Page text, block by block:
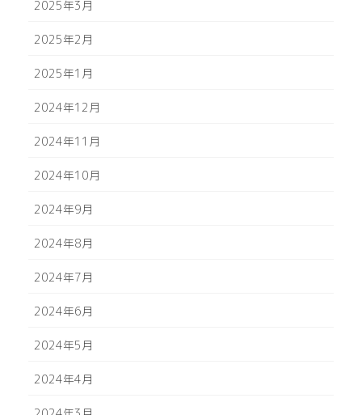
2025年3月
2025年2月
2025年1月
2024年12月
2024年11月
2024年10月
2024年9月
2024年8月
2024年7月
2024年6月
2024年5月
2024年4月